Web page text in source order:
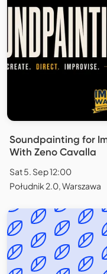
Soundpainting for
With Zeno Cavalla
Sat 5. Sep 12:00
Południk 2.0, Warszawa